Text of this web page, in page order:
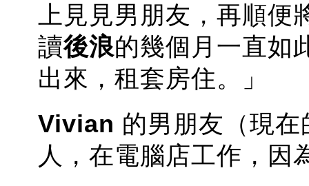
上見見男朋友，再順
讀後浪的幾個月一直如
出來，租套房住。」
Vivian 的男朋友（現
人，在電腦店工作，因